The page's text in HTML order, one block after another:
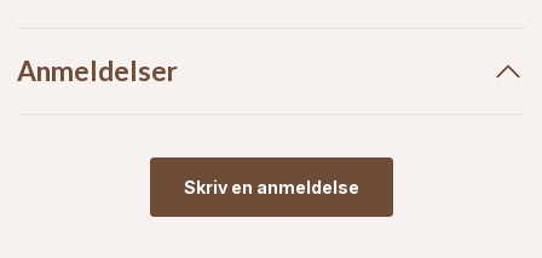
Anmeldelser
Skriv en anmeldelse